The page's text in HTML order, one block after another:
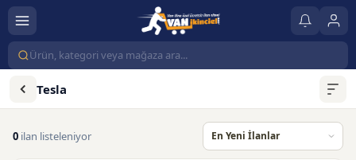
Tesla
0 ilan listeleniyor